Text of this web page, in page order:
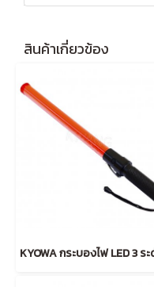
สินค้าเกี่ยวข้อง